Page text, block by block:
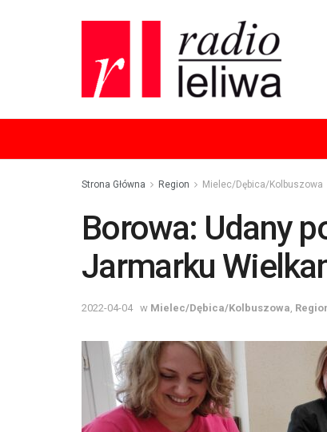
Strona Główna Region Mielec/Dębica/Kolbuszowa
Borowa: Udany
Jarmarku
2022-04-04 w Mielec/Dębica/Kolbuszowa